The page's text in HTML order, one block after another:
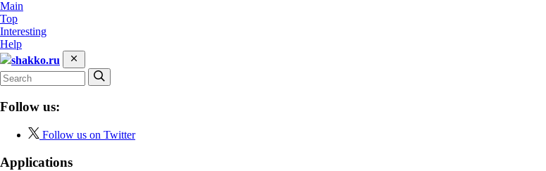
Main
Top
Interesting
Help
shakko.ru
Follow us:
Follow us on Twitter
Applications